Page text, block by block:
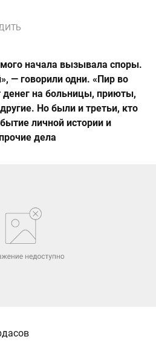
начала вызывала споры.
— говорили одни. «Пир во
на больницы, приюты,
Но были и третьи, кто
личной истории и
дела